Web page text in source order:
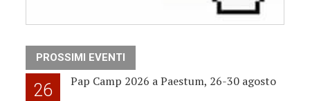
PROSSIMI EVENTI
26 Pap Camp 2026 a Paestum, 26-30 agosto